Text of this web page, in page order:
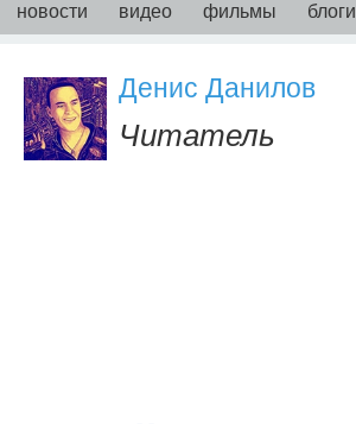
новости видео фильмы блоги
Денис Данилов
Читатель